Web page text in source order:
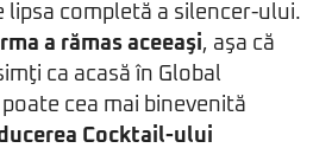
lipsa completă a silencer-ului.
a rămas aceeaşi, aşa că
ca acasă în Global
cea mai binevenită
Cocktail-ului